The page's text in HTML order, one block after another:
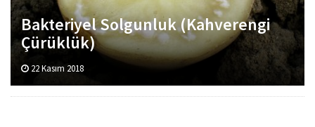
Bakteriyel Solgunluk (Kahverengi
Çürüklük)
22 Kasım 2018